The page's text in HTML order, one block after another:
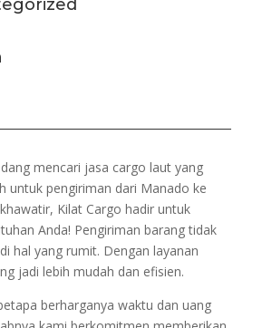
mencari jasa cargo laut yang
untuk pengiriman dari Manado ke
khawatir, Kilat Cargo hadir untuk
Anda! Pengiriman barang tidak
hal yang rumit. Dengan layanan
jadi lebih mudah dan efisien.
berharganya waktu dan uang